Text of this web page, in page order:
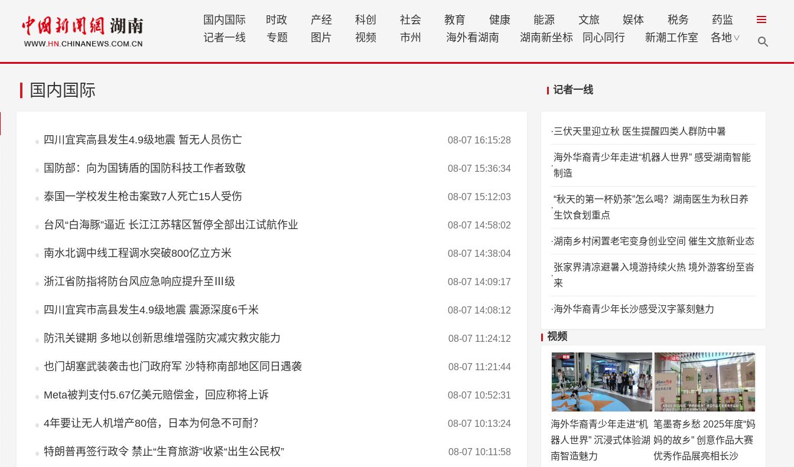
国内国际 时政 产经 科创 社会 教育 健康 能源 文旅 娱体 税务
药监
记者一线
专题 图片 视频 市州 海外看湖南 湖南新坐标 同心同行 新潮工作室 各地 ∨
国内国际 记者一线
四川宜宾高县发生4.9级地震 暂无人员伤亡 08-07 16:15:28
国防部：向为国铸盾的国防科技工作者致敬 08-07 15:36:34
泰国一学校发生枪击案致7人死亡15人受伤 08-07 15:12:03
台风“白海豚”逼近 长江江苏辖区暂停全部出江试航作业 08-07 14:58:02
南水北调中线工程调水突破800亿立方米 08-07 14:38:04
浙江省防指将防台风应急响应提升至Ⅲ级 08-07 14:09:17
四川宜宾市高县发生4.9级地震 震源深度6千米 08-07 14:08:12
防汛关键期 多地以创新思维增强防灾减灾救灾能力 08-07 11:24:12
也门胡塞武装袭击也门政府军 沙特称南部地区同日遇袭 08-07 11:21:44
Meta被判支付5.67亿美元赔偿金，回应称将上诉 08-07 10:52:31
4年要让无人机增产80倍，日本为何急不可耐？ 08-07 10:13:24
特朗普再签行政令 禁止“生育旅游”收紧“出生公民权” 08-07 10:11:58
三伏天里迎立秋 医生提醒四类人群防中暑
海外华裔青少年走进“机器人世界” 感受湖南智能
制造
“秋天的第一杯奶茶”怎么喝？湖南医生为秋日养
生饮食划重点
湖南乡村闲置老宅变身创业空间 催生文旅新业态
张家界清凉避暑入境游持续火热 境外游客纷至沓
来
海外华裔青少年长沙感受汉字篆刻魅力
视频
海外华裔青少年走进“机
器人世界” 沉浸式体验湖
南智造魅力
笔墨寄乡愁 2025年度“妈
妈的故乡” 创意作品大赛
优秀作品展亮相长沙